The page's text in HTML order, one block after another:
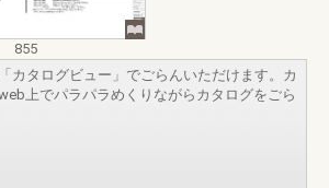
855
カタログビュー」でごらんいただけます。カ
上でパラパラめくりながらカタログをごら